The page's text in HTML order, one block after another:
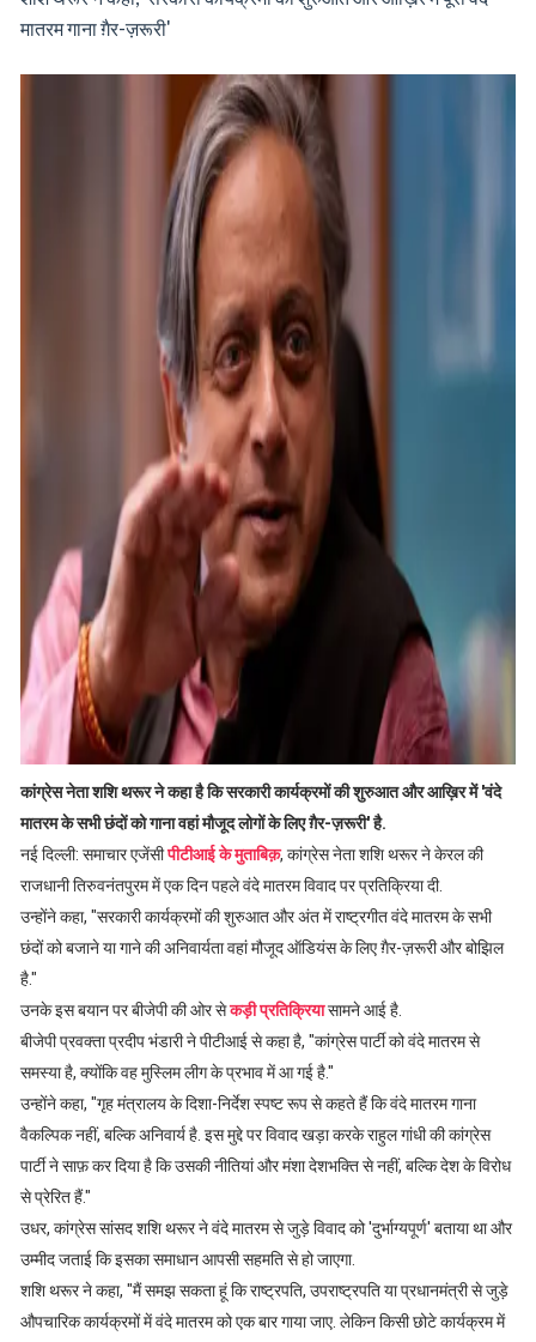
मातरम गाना ग़ैर-ज़रूरी'
कांग्रेस नेता शशि थरूर ने कहा है कि सरकारी कार्यक्रमों की शुरुआत और आख़िर में 'वंदे
मातरम के सभी छंदों को गाना वहां मौजूद लोगों के लिए ग़ैर-ज़रूरी' है.
नई दिल्ली: समाचार एजेंसीपीटीआई के मुताबिक़, कांग्रेस नेता शशि थरूर ने केरल की
राजधानी तिरुवनंतपुरम में एक दिन पहले वंदे मातरम विवाद पर प्रतिक्रिया दी.
उन्होंने कहा, "सरकारी कार्यक्रमों की शुरुआत और अंत में राष्ट्रगीत वंदे मातरम के सभी
छंदों को बजाने या गाने की अनिवार्यता वहां मौजूद ऑडियंस के लिए ग़ैर-ज़रूरी और बोझिल
है."
उनके इस बयान पर बीजेपी की ओर सेकड़ी प्रतिक्रियासामने आई है.
बीजेपी प्रवक्ता प्रदीप भंडारी ने पीटीआई से कहा है, "कांग्रेस पार्टी को वंदे मातरम से
समस्या है, क्योंकि वह मुस्लिम लीग के प्रभाव में आ गई है."
उन्होंने कहा, "गृह मंत्रालय के दिशा-निर्देश स्पष्ट रूप से कहते हैं कि वंदे मातरम गाना
वैकल्पिक नहीं, बल्कि अनिवार्य है. इस मुद्दे पर विवाद खड़ा करके राहुल गांधी की कांग्रेस
पार्टी ने साफ़ कर दिया है कि उसकी नीतियां और मंशा देशभक्ति से नहीं, बल्कि देश के विरोध
से प्रेरित हैं."
उधर, कांग्रेस सांसद शशि थरूर ने वंदे मातरम से जुड़े विवाद को 'दुर्भाग्यपूर्ण' बताया था और
उम्मीद जताई कि इसका समाधान आपसी सहमति से हो जाएगा.
शशि थरूर ने कहा, "मैं समझ सकता हूं कि राष्ट्रपति, उपराष्ट्रपति या प्रधानमंत्री से जुड़े
औपचारिक कार्यक्रमों में वंदे मातरम को एक बार गाया जाए. लेकिन किसी छोटे कार्यक्रम में